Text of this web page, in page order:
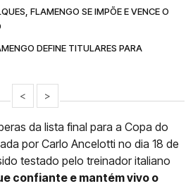
FLAMENGO SE IMPÕE E VENCE O
DEFINE TITULARES PARA
< >
da lista final para a Copa do
por Carlo Ancelotti no dia 18 de
testado pelo treinador italiano
confiante e mantém vivo o